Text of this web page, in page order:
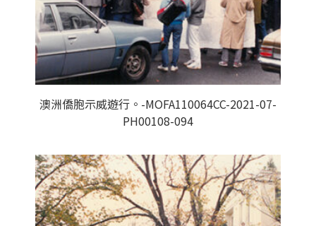
澳洲僑胞示威遊行。-MOFA110064CC-2021-07-
PH00108-094